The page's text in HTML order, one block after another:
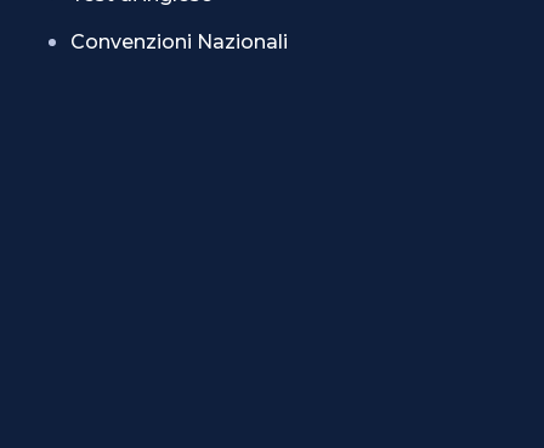
Convenzioni Nazionali